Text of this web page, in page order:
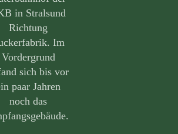
in Stralsund
Richtung
Im
Vordergrund
sich bis vor
paar Jahren
noch das